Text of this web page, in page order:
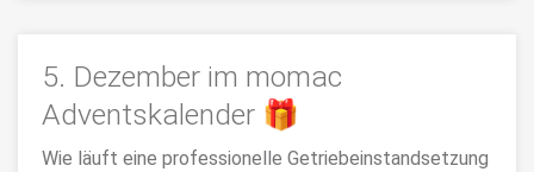
5. Dezember im momac
Adventskalender 🎁
Wie läuft eine professionelle Getriebeinstandsetzung